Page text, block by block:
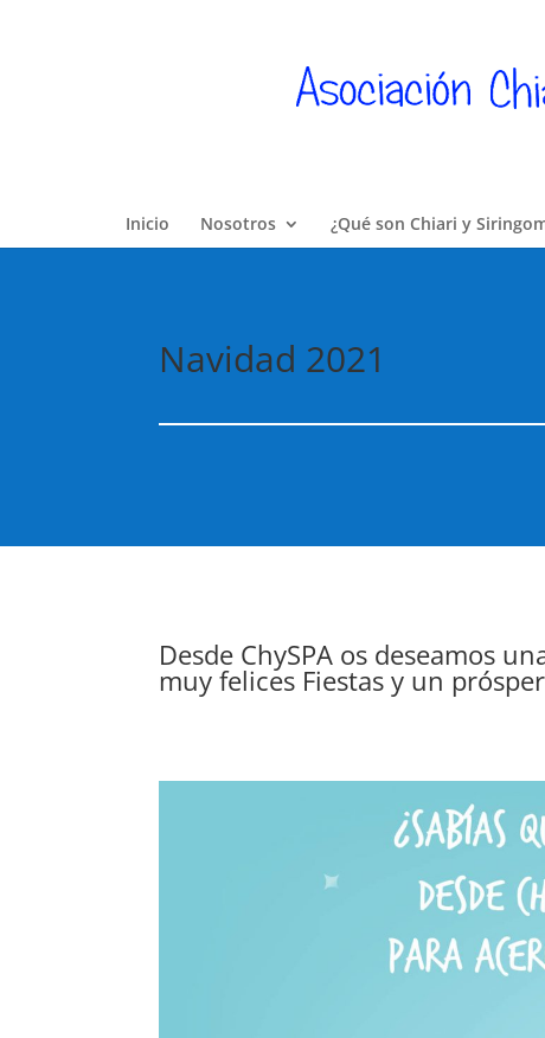
Inicio Nosotros ¿Qué son Chiari y
Navidad 2021
Desde ChySPA os deseamos
muy felices Fiestas y un